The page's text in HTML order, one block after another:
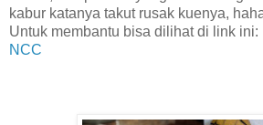
kabur katanya takut rusak kuenya,
Untuk membantu bisa dilihat di link ini:
NCC